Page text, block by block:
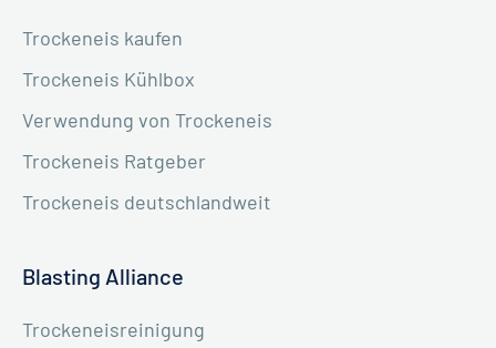
Trockeneis kaufen
Trockeneis Kühlbox
Verwendung von Trockeneis
Trockeneis Ratgeber
Trockeneis deutschlandweit
Blasting Alliance
Trockeneisreinigung